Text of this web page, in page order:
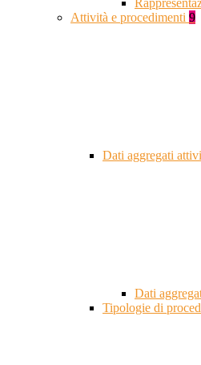
Attività e procedimenti 9
Dati aggregati
Dati
Tipologie di